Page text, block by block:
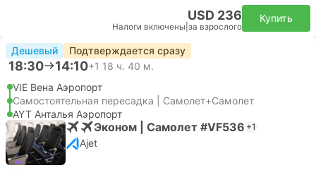
USD 236
Налоги включены за взрослого
Купить
Дешевый Подтверждается сразу
18:30 14:10+1 18 ч. 40 м.
VIE Вена Аэропорт
Самостоятельная пересадка | Самолет+Самолет
AYT Анталья Аэропорт
Эконом | Самолет #VF536 +1
Ajet